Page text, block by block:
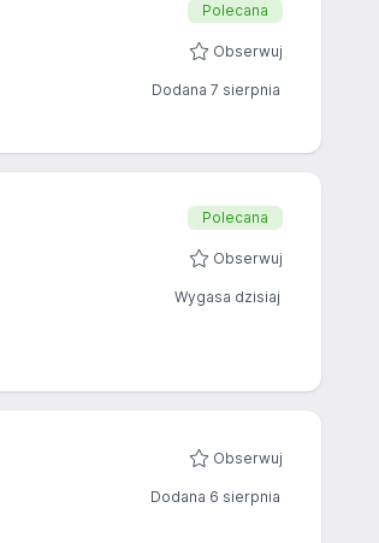
Polecana
Obserwuj
Dodana 7 sierpnia
Polecana
Obserwuj
Wygasa dzisiaj
Obserwuj
Dodana 6 sierpnia